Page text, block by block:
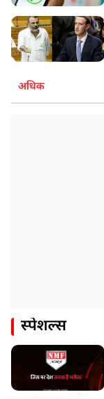
अधिक
स्पेशल्स